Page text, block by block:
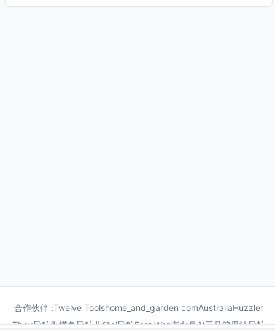
合作伙伴 :Twelve Toolshome_and_garden comAustraliaHuzzler
Tbox导航别摸鱼导航非猪ai导航Fast Wan老北鼻AI工具箱果汁导航